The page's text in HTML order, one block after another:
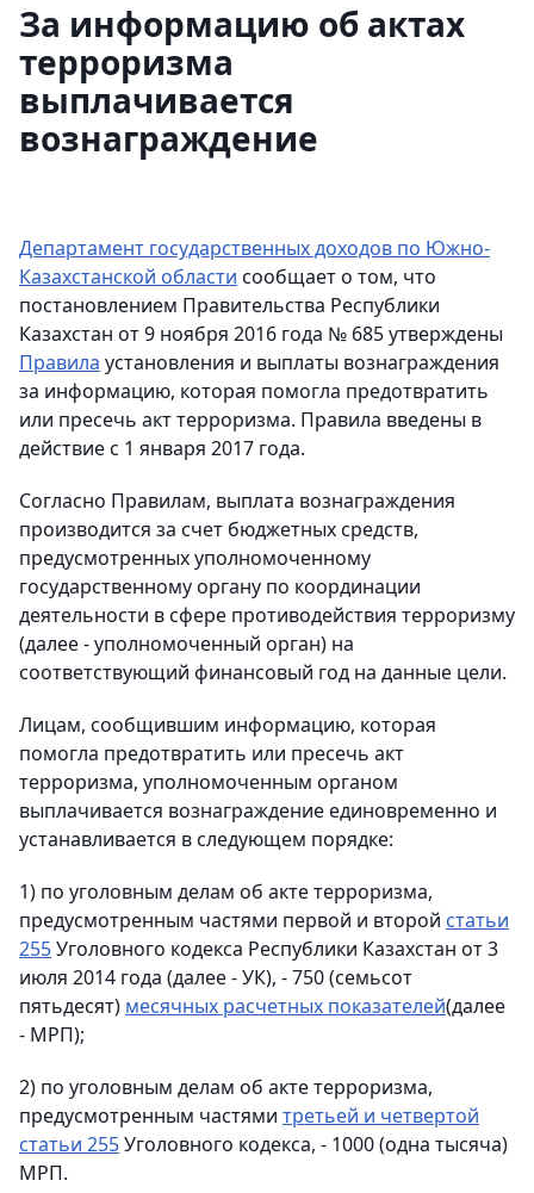
За информацию об актах
терроризма
выплачивается
вознаграждение
Департамент государственных доходов по Южно-
Казахстанской области сообщает о том, что
постановлением Правительства Республики
Казахстан от 9 ноября 2016 года № 685 утверждены
Правила установления и выплаты вознаграждения
за информацию, которая помогла предотвратить
или пресечь акт терроризма. Правила введены в
действие с 1 января 2017 года.
Согласно Правилам, выплата вознаграждения
производится за счет бюджетных средств,
предусмотренных уполномоченному
государственному органу по координации
деятельности в сфере противодействия терроризму
(далее - уполномоченный орган) на
соответствующий финансовый год на данные цели.
Лицам, сообщившим информацию, которая
помогла предотвратить или пресечь акт
терроризма, уполномоченным органом
выплачивается вознаграждение единовременно и
устанавливается в следующем порядке:
1) по уголовным делам об акте терроризма,
предусмотренным частями первой и второй статьи
255Уголовного кодекса Республики Казахстан от 3
июля 2014 года (далее - УК), - 750 (семьсот
пятьдесят) месячных расчетных показателей(далее
- МРП);
2) по уголовным делам об акте терроризма,
предусмотренным частями третьей и четвертой
статьи 255Уголовного кодекса, - 1000 (одна тысяча)
МРП.